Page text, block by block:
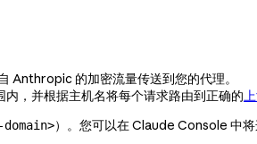
Anthropic 的加密流量传送到您的代理。
内，并根据主机名将每个请求路由到正确的
）。您可以在 Claude Console 中